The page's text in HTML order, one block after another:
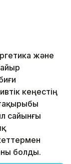
және
кеңестің
сайынғы
болды.